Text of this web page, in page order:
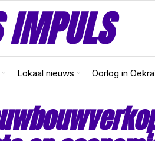
IMPULS
Lokaal nieuws Oorlog in